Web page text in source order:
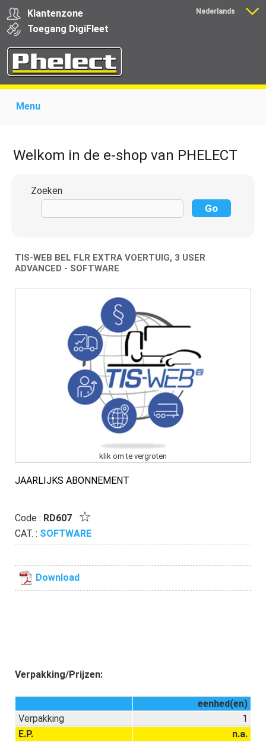
Klantenzone
Toegang DigiFleet
Nederlands
Menu
Producten voor transporteurs
Opleiding
Nieuws
Download
Welkom in de e-shop van PHELECT
Zoeken
TIS-WEB BEL FLR EXTRA VOERTUIG, 3 USER
ADVANCED - SOFTWARE
klik om te vergroten
JAARLIJKS ABONNEMENT
Code : RD607
CAT. : SOFTWARE
Download
Verpakking/Prijzen:
eenhed(en)
Verpakking
1
E.P.
n.a.